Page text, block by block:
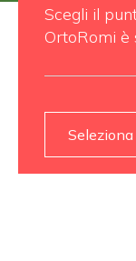
Scegli il
OrtoRomi è